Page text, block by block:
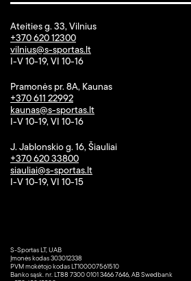
Ateities g. 33, Vilnius
+370 620 12300
vilnius@s-sportas.lt
I-V 10-19, VI 10-16
Pramonės pr. 8A, Kaunas
+370 611 22992
kaunas@s-sportas.lt
I-V 10-19, VI 10-16
J. Jablonskio g. 16, Šiauliai
+370 620 33800
siauliai@s-sportas.lt
I-V 10-19, VI 10-15
S-Sportas LT, UAB
Įmonės kodas 303012338
PVM mokėtojo kodas LT100007561510
Banko sąsk. nr. LT88 7300 0101 3466 7646, AB Swedbank